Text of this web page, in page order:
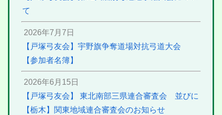
て
2026年7月7日
【戸塚弓友会】宇野旗争奪道場対抗弓道大会
【参加者名簿】
2026年6月15日
【戸塚弓友会】 東北南部三県連合審査会 並びに
【栃木】関東地域連合審査会のお知らせ